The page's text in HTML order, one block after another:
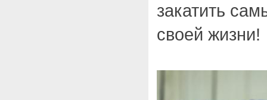
закатить
своей жизни!